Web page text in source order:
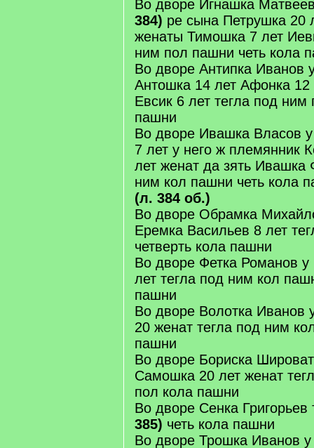
Во дворе Игнашка
384) ре сына Петрушка 20
женаты Тимошка 7 лет
ним пол пашни четь кола
Во дворе Антипка Иванов
Антошка 14 лет Афонка 12
Евсик 6 лет тегла под ним
пашни
Во дворе Ивашка Власов у
7 лет у него ж племянник
лет женат да зять Ивашка
ним кол пашни четь кола
(л. 384 об.)
Во дворе Обрамка
Еремка Васильев 8 лет
четверть кола пашни
Во дворе Фетка Романов у
лет тегла под ним кол
пашни
Во дворе Волотка Иванов
20 женат тегла под ним
пашни
Во дворе Бориска
Самошка 20 лет женат
пол кола пашни
Во дворе Сенка
385) четь кола пашни
Во дворе Трошка Иванов у